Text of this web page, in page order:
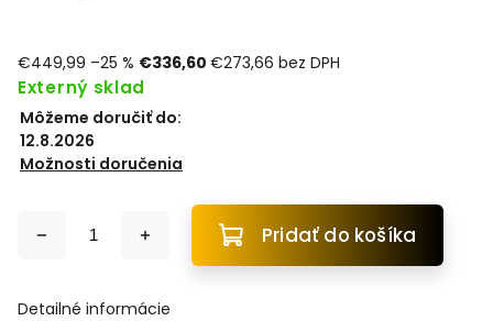
€449,99 –25 % €336,60 €273,66 bez DPH
Externý sklad
Môžeme doručiť do:
12.8.2026
Možnosti doručenia
Pridať do košíka
Detailné informácie